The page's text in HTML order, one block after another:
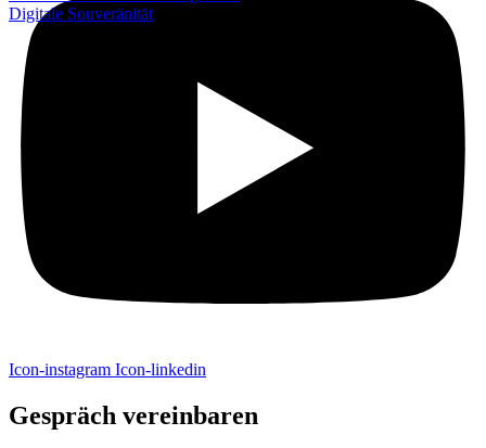
Digitale Souveränität
Icon-instagram Icon-linkedin
Gespräch vereinbaren